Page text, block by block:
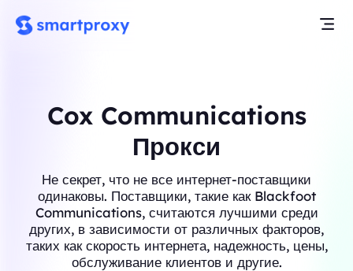
Cox Communications
Прокси
Не секрет, что не все интернет-поставщики
одинаковы. Поставщики, такие как Blackfoot
Communications, считаются лучшими среди
других, в зависимости от различных факторов,
таких как скорость интернета, надежность, цены,
обслуживание клиентов и другие.